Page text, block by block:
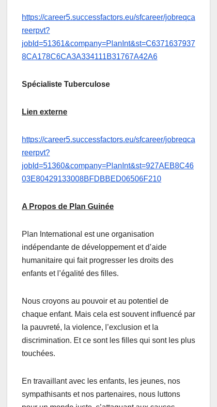
https://career5.successfactors.eu/sfcareer/jobreqca
reerpvt?
jobId=51361&company=PlanInt&st=C6371637937
8CA178C6CA3A334111B31767A42A6
Spécialiste Tuberculose
Lien externe
https://career5.successfactors.eu/sfcareer/jobreqca
reerpvt?
jobId=51360&company=PlanInt&st=927AEB8C46
03E80429133008BFDBBED06506F210
A Propos de Plan Guinée
Plan International est une organisation
indépendante de développement et d’aide
humanitaire qui fait progresser les droits des
enfants et l’égalité des filles.
Nous croyons au pouvoir et au potentiel de
chaque enfant. Mais cela est souvent influencé par
la pauvreté, la violence, l’exclusion et la
discrimination. Et ce sont les filles qui sont les plus
touchées.
En travaillant avec les enfants, les jeunes, nos
sympathisants et nos partenaires, nous luttons